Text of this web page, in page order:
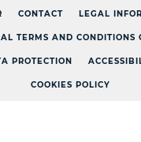
CONTACT LEGAL
TERMS AND CONDITIONS
PROTECTION
COOKIES POLICY